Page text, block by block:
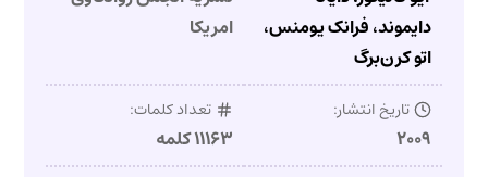
دایموند، فرانک یومنس،
اتو کرن‌برگ
امریکا
تاریخ انتشار:
۲۰۰۹
تعداد کلمات:
۱۱۱۶۳ کلمه